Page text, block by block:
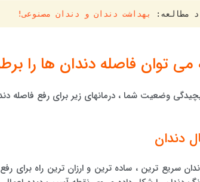
مطالعه: بهداشت دندان و دندان مصنوعی!
توان فاصله دندان ها را
وضعیت شما ، درمانهای زیر برای رفع فاصله
سریع ترین ، ساده ترین و ارزان ترین راه